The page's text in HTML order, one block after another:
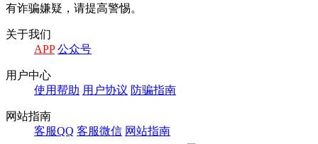
有诈骗嫌疑，请提⾼警惕。
关于我们
APP 公众号
⽤户中⼼
使⽤帮助 ⽤户协议 防骗指南
⽹站指南
客服QQ 客服微信 ⽹站指南